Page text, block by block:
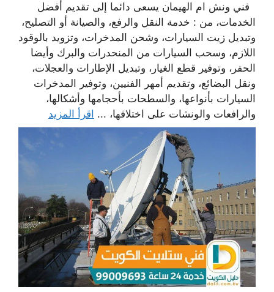
فني ونش ام الهيمان يسعى دائما إلى تقديم أفضل
الخدمات، من : خدمة النقل والرفع، والصيانة أو التصليح،
وتبديل زيت السيارات، وشحن المدخرات، وتزويد بالوقود
اللازم، وسحب السيارات من المنحدرات والبرك وأيضا
الحفر، وتوفير قطع الغيار، وتبديل الإطارات والعجلات،
ونقل البضائع، وتقديم أمهر الفنيين، وتوفير المدخرات
السيارات بأنواعها، والسطحات بأحجامها وأشكالها،
والرافعات والونشات على اختلافها، ... اقرأ المزيد